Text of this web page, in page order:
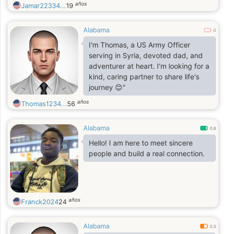
Jamar22334...19 años
Alabama 0
I'm Thomas, a US Army Officer
serving in Syria, devoted dad, and
adventurer at heart. I'm looking for a
kind, caring partner to share life's
journey 😊"
Thomas1234...56 años
Alabama 0.8
Hello! I am here to meet sincere
people and build a real connection.
Franck202424 años
Alabama 0.3